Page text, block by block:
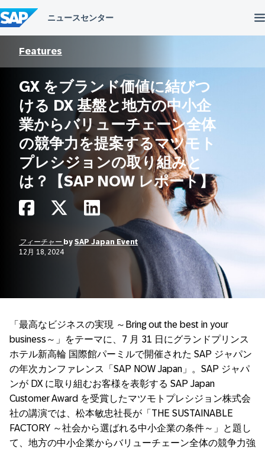
ン
テ
ン
Features
GX をブランド価値に結びつ
ける DX 基盤と地方の中小企
業からバリューチェーン全体
の競争力を提案するマツモト
プレシジョンの取り組みと
は？【SAP NOW レポート】
フィーチャー by SAP Japan Event
12月 18, 2024
「最高なビジネスの実現 ～Bring out the best in your
business～」をテーマに、7 月 31 日にグランドプリンス
ホテル新高輪 国際館パーミルで開催された SAP ジャパン
の年次カンファレンス「SAP NOW Japan」。SAP ジャパ
ンが DX に取り組むお客様を表彰する SAP Japan
Customer Award を受賞したマツモトプレシジョン株式会
社の講演では、松本敏忠社長が「THE SUSTAINABLE
FACTORY ～社会から選ばれる中小企業の条件～」と題し
て、地方の中小企業からバリューチェーン全体の競争力強